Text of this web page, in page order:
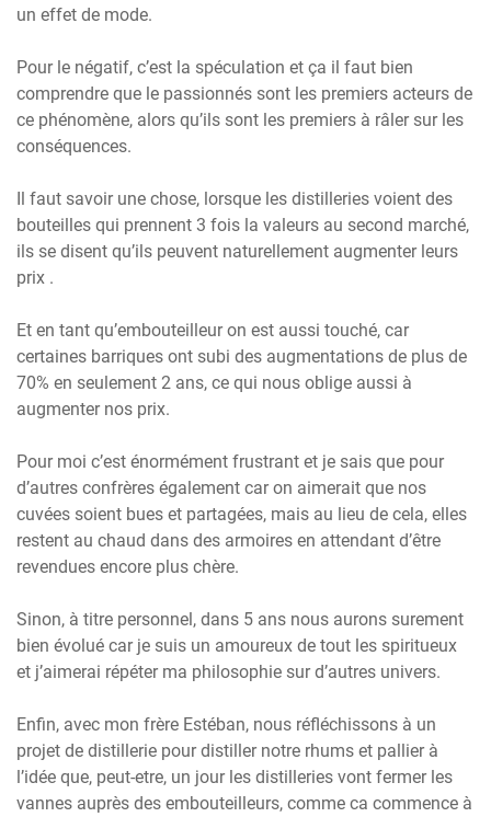
un effet de mode.
Pour le négatif, c’est la spéculation et ça il faut bien
comprendre que le passionnés sont les premiers acteurs de
ce phénomène, alors qu’ils sont les premiers à râler sur les
conséquences.
Il faut savoir une chose, lorsque les distilleries voient des
bouteilles qui prennent 3 fois la valeurs au second marché,
ils se disent qu’ils peuvent naturellement augmenter leurs
prix .
Et en tant qu’embouteilleur on est aussi touché, car
certaines barriques ont subi des augmentations de plus de
70% en seulement 2 ans, ce qui nous oblige aussi à
augmenter nos prix.
Pour moi c’est énormément frustrant et je sais que pour
d’autres confrères également car on aimerait que nos
cuvées soient bues et partagées, mais au lieu de cela, elles
restent au chaud dans des armoires en attendant d’être
revendues encore plus chère.
Sinon, à titre personnel, dans 5 ans nous aurons surement
bien évolué car je suis un amoureux de tout les spiritueux
et j’aimerai répéter ma philosophie sur d’autres univers.
Enfin, avec mon frère Estéban, nous réfléchissons à un
projet de distillerie pour distiller notre rhums et pallier à
l’idée que, peut-etre, un jour les distilleries vont fermer les
vannes auprès des embouteilleurs, comme ca commence à